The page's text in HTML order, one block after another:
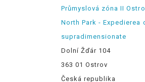
Průmyslová zóna II
North Park - Expedierea
supradimensionate
Dolní Žďár 104
363 01 Ostrov
Česká republika